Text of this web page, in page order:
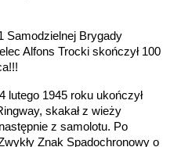
Samodzielnej Brygady
Alfons Trocki skończył 100
lutego 1945 roku ukończył
skakał z wieży
z samolotu. Po
Znak Spadochronowy o